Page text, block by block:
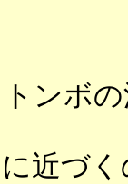
ンボ
近づ